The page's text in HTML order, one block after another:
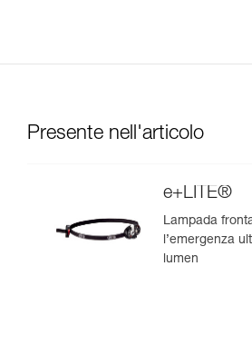
Presente nell'articolo
e+LITE®
Lampada
l’emergenza
lumen